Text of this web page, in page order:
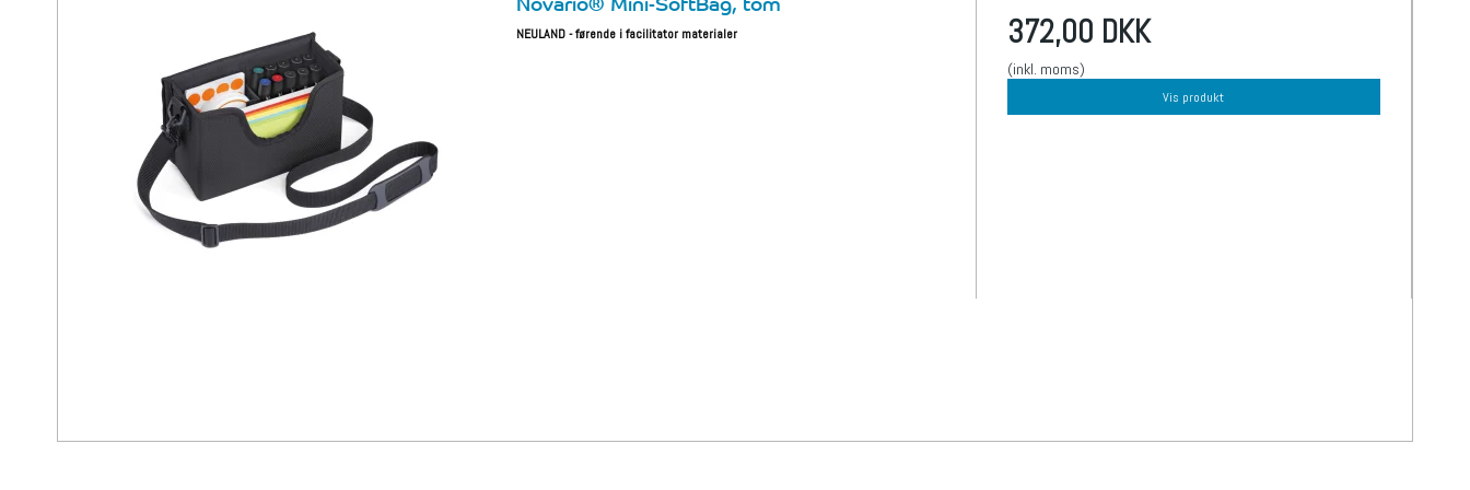
NEULAND - førende i facilitator materialer 372,00 DKK
(inkl. moms)
Vis produkt